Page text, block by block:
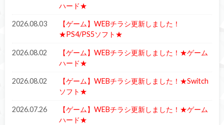
ハード★
2026.08.03
【ゲーム】WEBチラシ更新しました！
★PS4/PS5ソフト★
2026.08.02
【ゲーム】WEBチラシ更新しました！★ゲーム
ハード★
2026.08.02
【ゲーム】WEBチラシ更新しました！★Switch
ソフト★
2026.07.26
【ゲーム】WEBチラシ更新しました！★ゲーム
ハード★